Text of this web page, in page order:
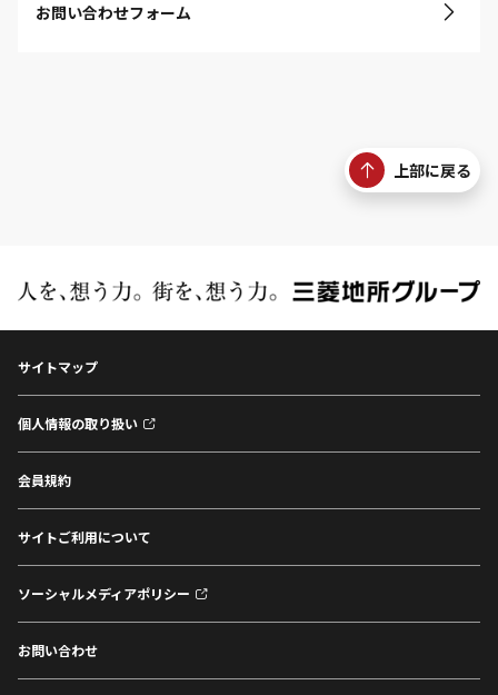
お問い合わせフォーム
上部に戻る
サイトマップ
個人情報の取り扱い
会員規約
サイトご利用について
ソーシャルメディアポリシー
お問い合わせ